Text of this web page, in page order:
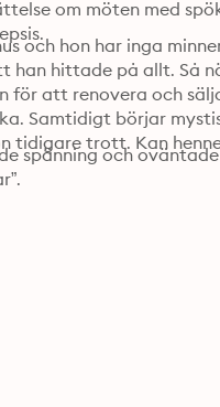
om möten med
ett fenomen över hela världen – men möttes också av skepsis.
och hon har inga
han hittade på allt. Så
för att renovera och
Samtidigt börjar
tidigare trott. Kan
spänning och